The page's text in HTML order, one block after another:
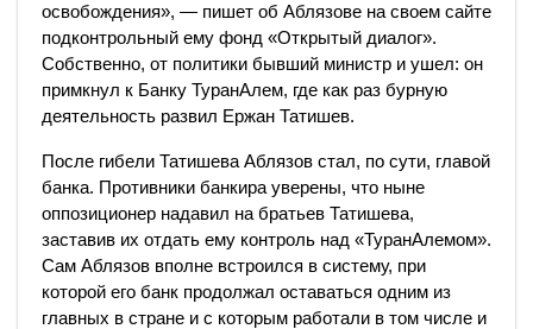
освобождения», — пишет об Аблязове на своем сайте
подконтрольный ему фонд «Открытый диалог».
Собственно, от политики бывший министр и ушел: он
примкнул к Банку ТуранАлем, где как раз бурную
деятельность развил Ержан Татишев.
После гибели Татишева Аблязов стал, по сути, главой
банка. Противники банкира уверены, что ныне
оппозиционер надавил на братьев Татишева,
заставив их отдать ему контроль над «ТуранАлемом».
Сам Аблязов вполне встроился в систему, при
которой его банк продолжал оставаться одним из
главных в стране и с которым работали в том числе и